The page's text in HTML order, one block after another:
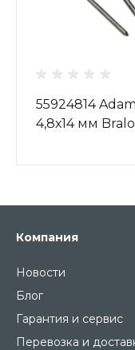
55924814
4,8х14 мм Bralo
Компания
Новости
Блог
Гарантия и сервис
Перевозка и